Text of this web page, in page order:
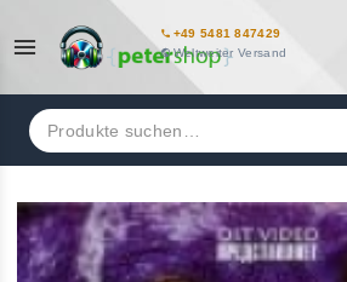
+49 5481 847429
Weltweiter Versand
Suchen
nach: